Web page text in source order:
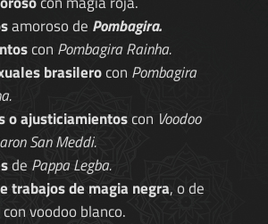
amoroso de Pombagira.
con Pombagira Rainha.
brasilerocon Pombagira
o ajusticiamientoscon Voodoo
San Meddi.
de Pappa Legba.
trabajos de magia negra, o de
voodoo blanco.